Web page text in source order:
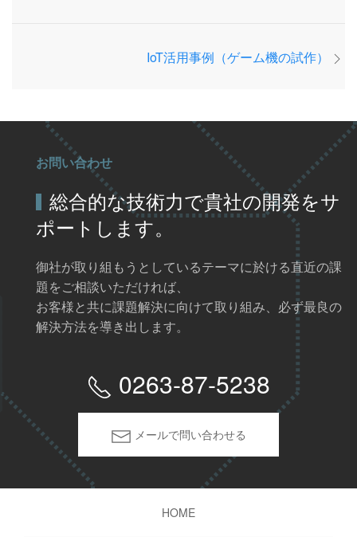
IoT活用事例（ゲーム機の試作）
お問い合わせ
総合的な技術力で貴社の開発をサ
ポートします。
御社が取り組もうとしているテーマに於ける直近の課
題をご相談いただければ、
お客様と共に課題解決に向けて取り組み、必ず最良の
解決方法を導き出します。
0263-87-5238
メールで問い合わせる
HOME